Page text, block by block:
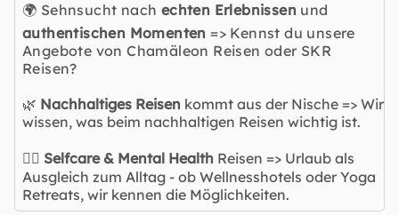
🌍 Sehnsucht nach echten Erlebnissen und
authentischen Momenten => Kennst du unsere
Angebote von Chamäleon Reisen oder SKR
Reisen?
🌿 Nachhaltiges Reisen kommt aus der Nische => Wir
wissen, was beim nachhaltigen Reisen wichtig ist.
🧘‍♀️ Selfcare & Mental Health Reisen => Urlaub als
Ausgleich zum Alltag - ob Wellnesshotels oder Yoga
Retreats, wir kennen die Möglichkeiten.